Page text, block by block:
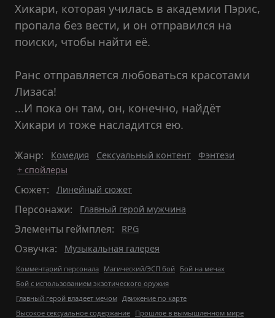
Хикари, которая училась в академии Пэрис,
пропала без вести, и он отправился на
поиски, чтобы найти её.
Ранс отправляется любоваться красотами
Лизаса!
...И пока он там, он, конечно, найдёт
Хикари и тоже насладится ею.
Жанр: Комедия Сексуальный контент
Фэнтези
+ спойлеры
Сюжет: Линейный сюжет
Персонажи: Главный герой мужчина
Элементы геймплея: RPG
Озвучка: Музыкальная галерея
Комментарий персонала Магический/ЭСП бой Бой на мечах
Бой с использованием экзотического оружия
Главный герой владеет мечом Движение по карте
Высокое сексуальное содержание Прошлое в вымышленном мире